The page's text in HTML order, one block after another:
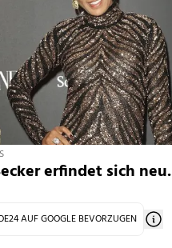
erfindet sich neu.
AUF GOOGLE BEVORZUGEN